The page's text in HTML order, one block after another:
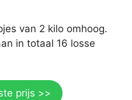
van 2 kilo omhoog.
in totaal 16 losse
prijs >>